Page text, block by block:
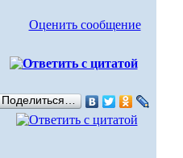
Оценить сообщение
Поделиться…